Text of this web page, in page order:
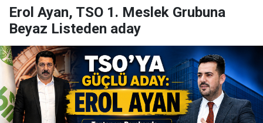
Erol Ayan, TSO 1. Meslek Grubuna
Beyaz Listeden aday